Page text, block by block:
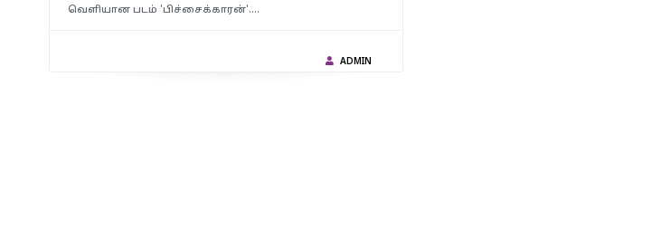
வெளியான படம் 'பிச்சைக்காரன்'.…
ADMIN